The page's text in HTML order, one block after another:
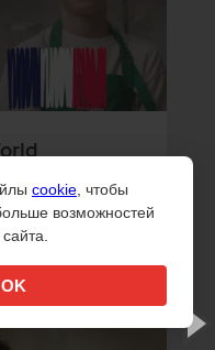
создали
из разных
блюда
cookie , чтобы
возможностей
OK